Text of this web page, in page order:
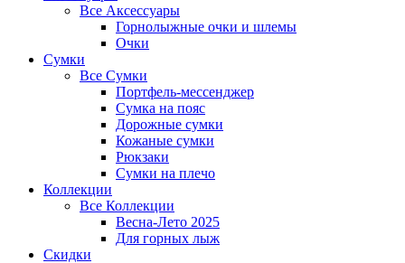
Все Аксессуары
Горнолыжные очки и шлемы
Очки
Сумки
Все Сумки
Портфель-мессенджер
Сумка на пояс
Дорожные сумки
Кожаные сумки
Рюкзаки
Сумки на плечо
Коллекции
Все Коллекции
Весна-Лето 2025
Для горных лыж
Скидки